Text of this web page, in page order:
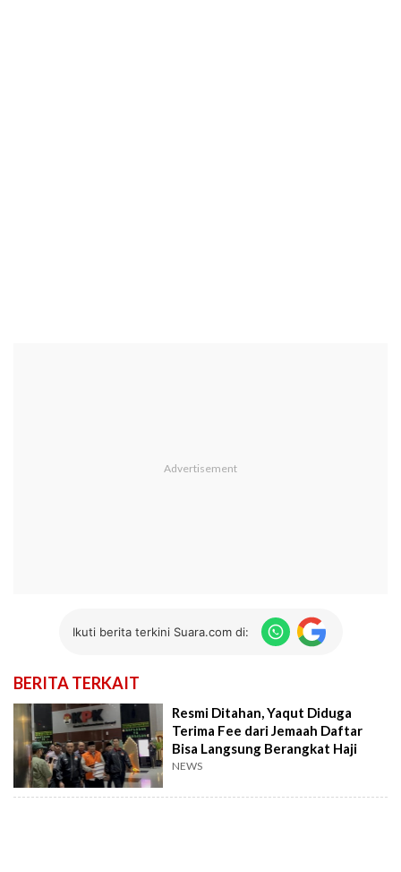
Ikuti berita terkini Suara.com di:
BERITA TERKAIT
Resmi Ditahan, Yaqut Diduga
Terima Fee dari Jemaah Daftar
Bisa Langsung Berangkat Haji
NEWS